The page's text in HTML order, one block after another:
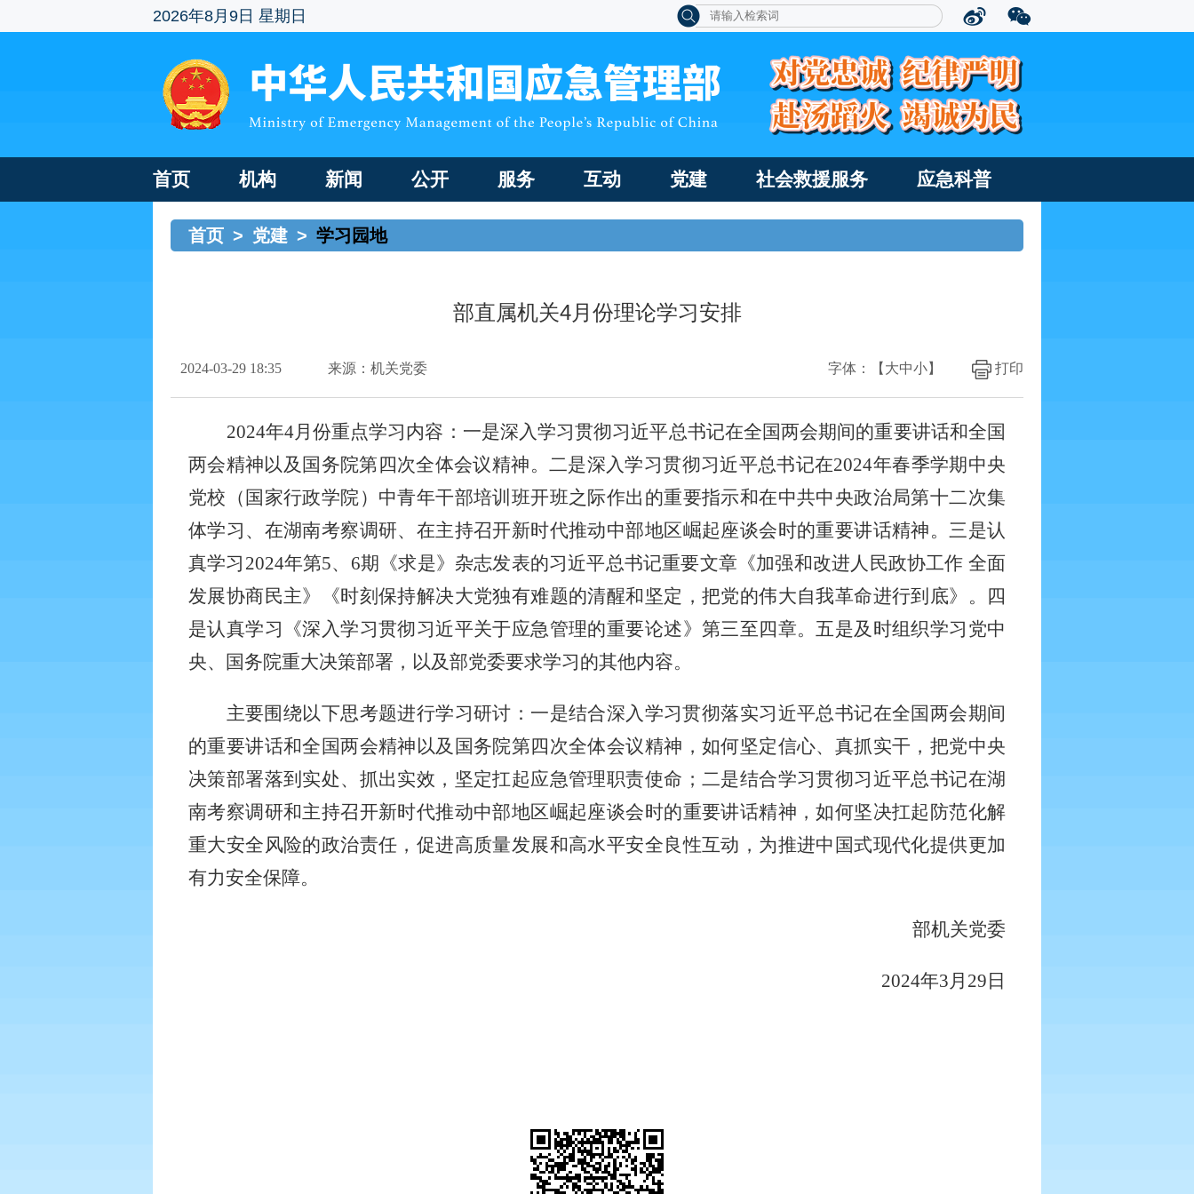
2026年8月9日 星期日
首页 机构 新闻 公开 服务 互动 党建 社会救援服务 应急科普
首页 > 党建 > 学习园地
部直属机关4月份理论学习安排
2024-03-29 18:35 来源：机关党委 打印
字体：【 大中小】
2024年4月份重点学习内容：一是深入学习贯彻习近平总书记在全国两会期间的重要讲话和全国
两会精神以及国务院第四次全体会议精神。二是深入学习贯彻习近平总书记在2024年春季学期中央
党校（国家行政学院）中青年干部培训班开班之际作出的重要指示和在中共中央政治局第十二次集
体学习、在湖南考察调研、在主持召开新时代推动中部地区崛起座谈会时的重要讲话精神。三是认
真学习2024年第5、6期《求是》杂志发表的习近平总书记重要文章《加强和改进人民政协工作 全面
发展协商民主》《时刻保持解决大党独有难题的清醒和坚定，把党的伟大自我革命进行到底》。四
是认真学习《深入学习贯彻习近平关于应急管理的重要论述》第三至四章。五是及时组织学习党中
央、国务院重大决策部署，以及部党委要求学习的其他内容。
主要围绕以下思考题进行学习研讨：一是结合深入学习贯彻落实习近平总书记在全国两会期间
的重要讲话和全国两会精神以及国务院第四次全体会议精神，如何坚定信心、真抓实干，把党中央
决策部署落到实处、抓出实效，坚定扛起应急管理职责使命；二是结合学习贯彻习近平总书记在湖
南考察调研和主持召开新时代推动中部地区崛起座谈会时的重要讲话精神，如何坚决扛起防范化解
重大安全风险的政治责任，促进高质量发展和高水平安全良性互动，为推进中国式现代化提供更加
有力安全保障。
部机关党委
2024年3月29日